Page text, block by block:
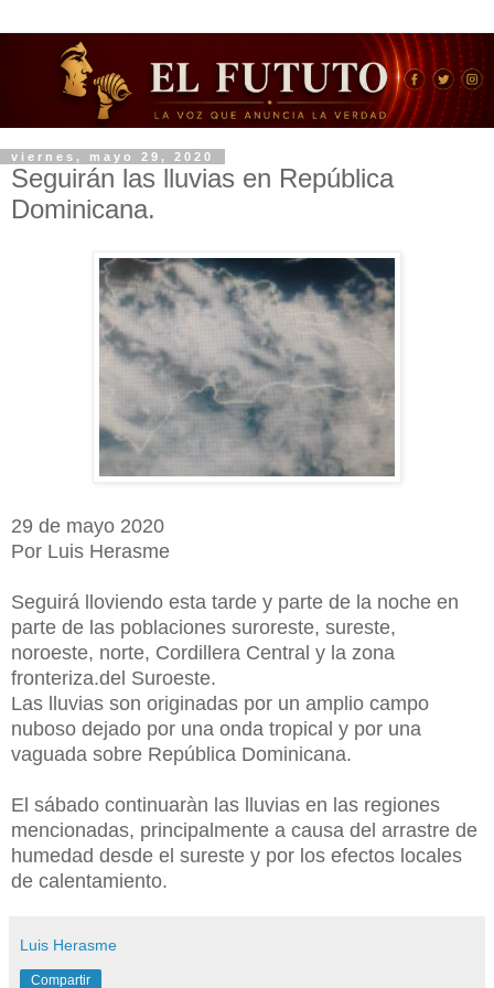
viernes, mayo 29, 2020
Seguirán las lluvias en República
Dominicana.
29 de mayo 2020
Por Luis Herasme
Seguirá lloviendo esta tarde y parte de la noche en
parte de las poblaciones suroreste, sureste,
noroeste, norte, Cordillera Central y la zona
fronteriza.del Suroeste.
Las lluvias son originadas por un amplio campo
nuboso dejado por una onda tropical y por una
vaguada sobre República Dominicana.
El sábado continuaràn las lluvias en las regiones
mencionadas, principalmente a causa del arrastre de
humedad desde el sureste y por los efectos locales
de calentamiento.
Luis Herasme
Compartir